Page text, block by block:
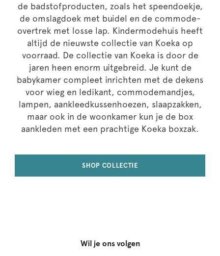
de badstofproducten, zoals het speendoekje,
de omslagdoek met buidel en de commode-
overtrek met losse lap. Kindermodehuis heeft
altijd de nieuwste collectie van Koeka op
voorraad. De collectie van Koeka is door de
jaren heen enorm uitgebreid. Je kunt de
babykamer compleet inrichten met de dekens
voor wieg en ledikant, commodemandjes,
lampen, aankleedkussenhoezen, slaapzakken,
maar ook in de woonkamer kun je de box
aankleden met een prachtige Koeka boxzak.
SHOP COLLECTIE
Wil je ons volgen